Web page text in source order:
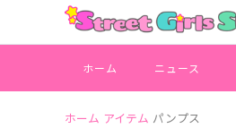
ホーム ニュース
ホーム アイテム パンプス